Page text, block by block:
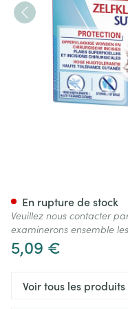
5,09 €
En rupture de stock
Veuillez nous contacter
examinerons ensemble
Voir tous les